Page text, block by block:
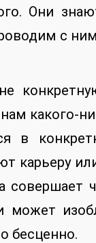
Они
с
какого-
в
карьеру
совершает
может
бесценно.